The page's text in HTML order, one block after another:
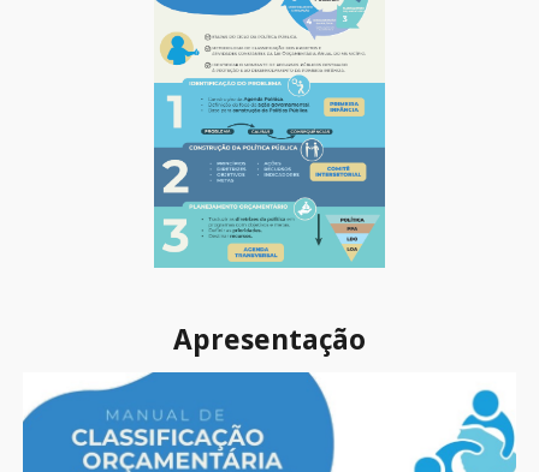
Apresentação